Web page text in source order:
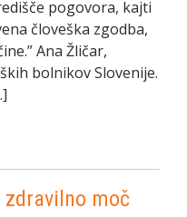
pogovora, kajti
človeška zgodba,
Ana Žličar,
bolnikov Slovenije.
moč